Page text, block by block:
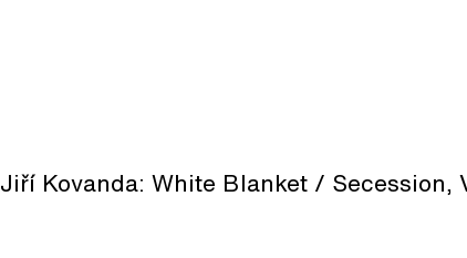
Jiří Kovanda: White Blanket /